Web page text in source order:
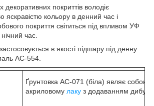
декоративних покриттів володіє
яскравістю кольору в денний час і
покриття світиться під впливом УФ
час.
в якості підшару під денну
АС-554.
Ґрунтовка АС-071 (біла) являє собою
акриловому лаку з додаванням